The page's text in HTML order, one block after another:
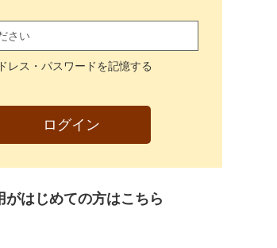
レス・パスワードを記憶する
ログイン
がはじめての方はこちら